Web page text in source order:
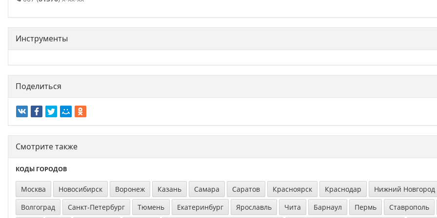
Инструменты
Поделиться
Смотрите также
КОДЫ ГОРОДОВ
Москва Новосибирск Воронеж Казань Самара Саратов Красноярск Краснодар
Нижний Новгород
Волгоград
Санкт-Петербург Тюмень Екатеринбург Ярославль Чита Барнаул Пермь Ставрополь